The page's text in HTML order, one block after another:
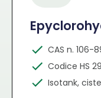
CAS n. 106-
Codice HS
Isotank,